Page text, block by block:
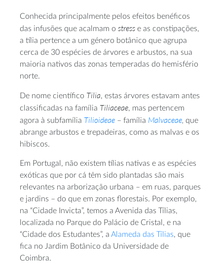
Conhecida principalmente pelos efeitos benéficos
das infusões que acalmam o stress e as constipações,
a tília pertence a um género botânico que agrupa
cerca de 30 espécies de árvores e arbustos, na sua
maioria nativos das zonas temperadas do hemisfério
norte.
De nome científico Tilia, estas árvores estavam antes
classificadas na família Tiliaceae, mas pertencem
agora à subfamília Tilioideae – família Malvaceae, que
abrange arbustos e trepadeiras, como as malvas e os
hibiscos.
Em Portugal, não existem tílias nativas e as espécies
exóticas que por cá têm sido plantadas são mais
relevantes na arborização urbana – em ruas, parques
e jardins – do que em zonas florestais. Por exemplo,
na “Cidade Invicta”, temos a Avenida das Tílias,
localizada no Parque do Palácio de Cristal, e na
“Cidade dos Estudantes”, a Alameda das Tílias, que
fica no Jardim Botânico da Universidade de
Coimbra.